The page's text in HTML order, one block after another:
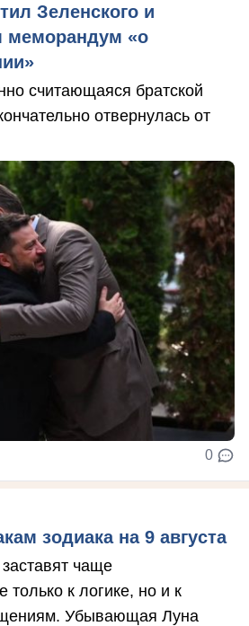
Зеленского и
меморандум «о
считающаяся братской
отвернулась от
0
зодиака на 9 августа
чаще
только к логике, но и к
Убывающая Луна